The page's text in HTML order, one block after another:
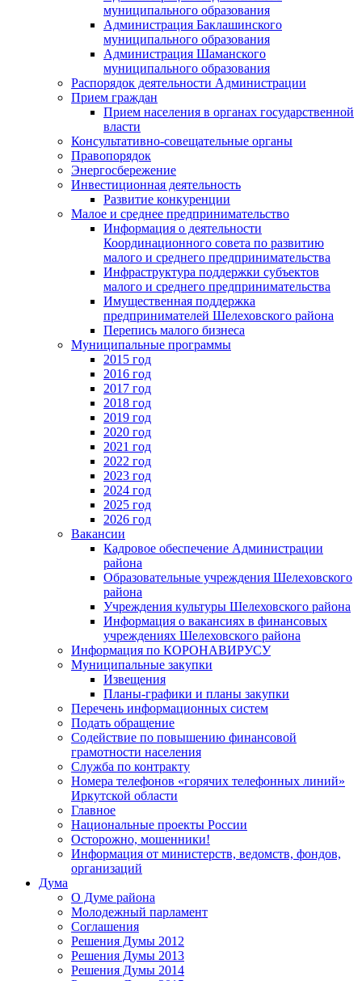
муниципального образования
Администрация Баклашинского
муниципального образования
Администрация Шаманского
муниципального образования
Распорядок деятельности Администрации
Прием граждан
Прием населения в органах государственной
власти
Консультативно-совещательные органы
Правопорядок
Энергосбережение
Инвестиционная деятельность
Развитие конкуренции
Малое и среднее предпринимательство
Информация о деятельности
Координационного совета по развитию
малого и среднего предпринимательства
Инфраструктура поддержки субъектов
малого и среднего предпринимательства
Имущественная поддержка
предпринимателей Шелеховского района
Перепись малого бизнеса
Муниципальные программы
2015 год
2016 год
2017 год
2018 год
2019 год
2020 год
2021 год
2022 год
2023 год
2024 год
2025 год
2026 год
Вакансии
Кадровое обеспечение Администрации
района
Образовательные учреждения Шелеховского
района
Учреждения культуры Шелеховского района
Информация о вакансиях в финансовых
учреждениях Шелеховского района
Информация по КОРОНАВИРУСУ
Муниципальные закупки
Извещения
Планы-графики и планы закупки
Перечень информационных систем
Подать обращение
Содействие по повышению финансовой
грамотности населения
Служба по контракту
Номера телефонов «горячих телефонных линий»
Иркутской области
Главное
Национальные проекты России
Осторожно, мошенники!
Информация от министерств, ведомств, фондов,
организаций
Дума
О Думе района
Молодежный парламент
Соглашения
Решения Думы 2012
Решения Думы 2013
Решения Думы 2014